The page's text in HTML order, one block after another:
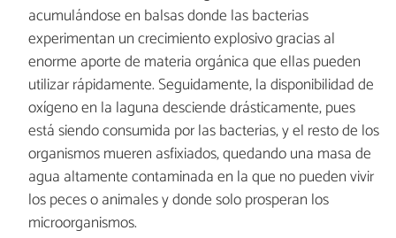
acumulándose en balsas donde las bacterias
experimentan un crecimiento explosivo gracias al
enorme aporte de materia orgánica que ellas pueden
utilizar rápidamente. Seguidamente, la disponibilidad de
oxígeno en la laguna desciende drásticamente, pues
está siendo consumida por las bacterias, y el resto de los
organismos mueren asfixiados, quedando una masa de
agua altamente contaminada en la que no pueden vivir
los peces o animales y donde solo prosperan los
microorganismos.